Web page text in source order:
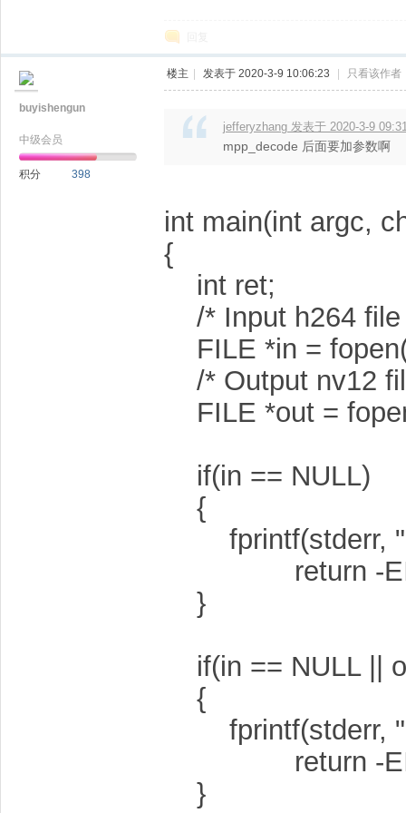
buyishengun
中级会员
积分 398
楼主 发表于 2020-3-9 10:06:23 只看该作者
jefferyzhang 发表于 2020-3-9
mpp_decode 后面要加参数啊
int main(int argc,
{
int ret;
/* Input h264 file
FILE *in =
/* Output nv12
FILE *out =
if(in == NULL)
{
fprintf(stderr,
return -
}
if(in == NULL ||
{
fprintf(stderr,
return -
}